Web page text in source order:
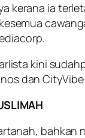
kerana ia
kini
dan